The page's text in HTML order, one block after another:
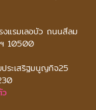
งแรมเลอบัว ถนนสีลม
10500
ระเสริฐมนูญกิจ25